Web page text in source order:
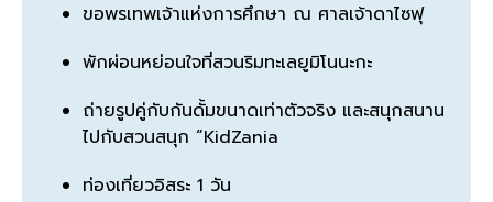
ขอพรเทพเจ้าแห่งการศึกษา ณ ศาลเจ้าดาไซฟุ
พักผ่อนหย่อนใจที่สวนริมทะเลยูมิโนนะกะ
ถ่ายรูปคู่กับกันดั้มขนาดเท่าตัวจริง และสนุกสนาน
ไปกับสวนสนุก “KidZania
ท่องเที่ยวอิสระ 1 วัน